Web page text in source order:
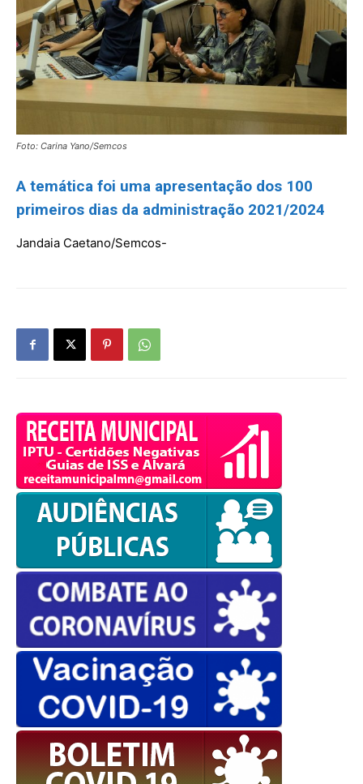
Foto: Carina Yano/Semcos
A temática foi uma apresentação dos 100
primeiros dias da administração 2021/2024
Jandaia Caetano/Semcos-